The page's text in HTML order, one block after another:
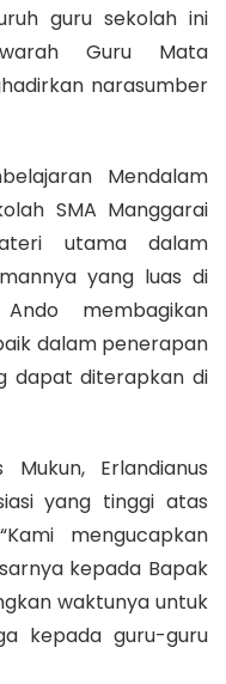
guru sekolah ini
Guru Mata
narasumber
Mendalam
SMA Manggarai
utama dalam
yang luas di
membagikan
dalam penerapan
dapat diterapkan di
Erlandianus
yang tinggi atas
mengucapkan
kepada Bapak
waktunya untuk
kepada guru-guru